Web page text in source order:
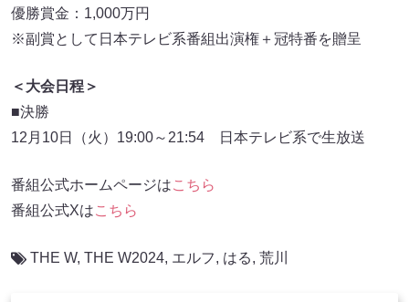
優勝賞金：1,000万円
※副賞として日本テレビ系番組出演権＋冠特番を贈呈
＜大会日程＞
■決勝
12月10日（火）19:00～21:54 日本テレビ系で生放送
番組公式ホームページはこちら
番組公式Xはこちら
THE W, THE W2024, エルフ, はる, 荒川